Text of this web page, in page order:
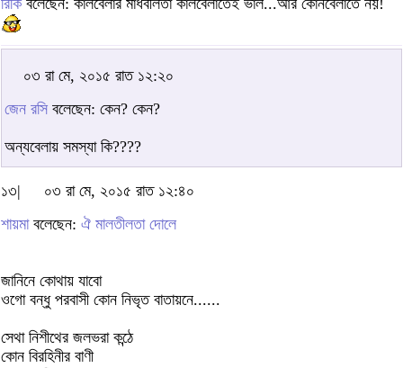
রিকিবলেছেন: কালবেলার মাধবীলতা কালবেলাতেই ভাল...আর কোনবেলাতে নয়!
০৩ রা মে, ২০১৫ রাত ১২:২০
জেন রসি বলেছেন: কেন? কেন?
অন্যবেলায় সমস্যা কি????
১৩|
০৩ রা মে, ২০১৫ রাত ১২:৪০
শায়মাবলেছেন: ঐ মালতীলতা দোলে
জানিনে কোথায় যাবো
ওগো বন্ধু পরবাসী কোন নিভৃত বাতায়নে......
সেথা নিশীথের জলভরা কন্ঠে
কোন বিরহিনীর বাণী